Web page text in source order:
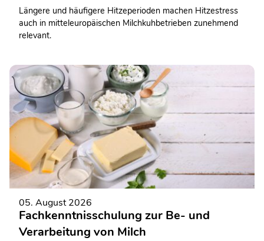
Längere und häufigere Hitzeperioden machen Hitzestress
auch in mitteleuropäischen Milchkuhbetrieben zunehmend
relevant.
05. August 2026
Fachkenntnisschulung zur Be- und
Verarbeitung von Milch